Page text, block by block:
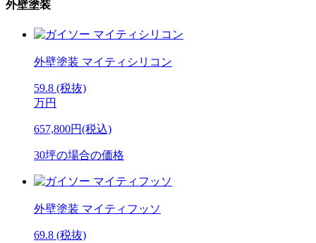
外壁塗装
外壁塗装 マイティシリコン
59.8 (税抜)
万円
657,800円(税込)
30坪の場合の価格
外壁塗装 マイティフッソ
69.8 (税抜)